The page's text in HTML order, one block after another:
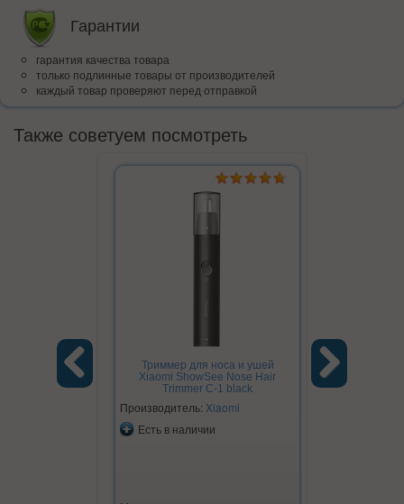
Гарантии
гарантия качества товара
только подлинные товары от производителей
каждый товар проверяют перед отправкой
Также советуем посмотреть
Триммер для носа и ушей
Xiaomi ShowSee Nose Hair
Trimmer С-1 black
Производитель: Xiaomi
Есть в наличии
Триммер для